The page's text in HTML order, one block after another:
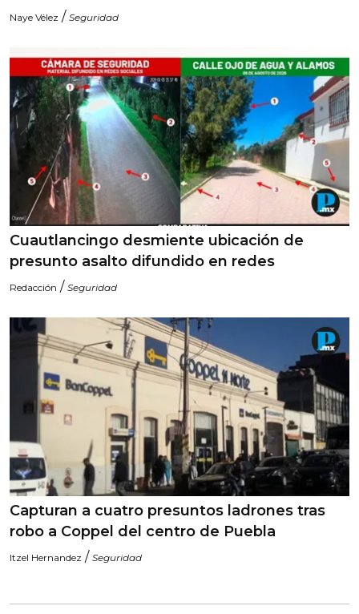
Naye Vélez / Seguridad
Cuautlancingo desmiente ubicación de
presunto asalto difundido en redes
Redacción / Seguridad
Capturan a cuatro presuntos ladrones tras
robo a Coppel del centro de Puebla
Itzel Hernandez / Seguridad